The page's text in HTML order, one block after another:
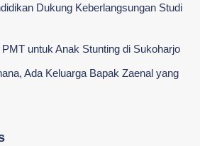
Dukung Keberlangsungan Studi
untuk Anak Stunting di Sukoharjo
Ada Keluarga Bapak Zaenal yang